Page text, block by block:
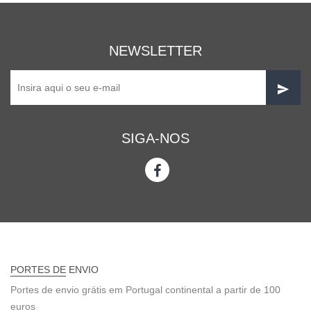
NEWSLETTER
SIGA-NOS
PORTES DE ENVIO
Portes de envio grátis em Portugal continental a partir de 100
euros